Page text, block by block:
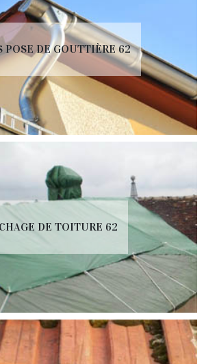
POSE DE GOUTTIÈRE 62
DE TOITURE 62